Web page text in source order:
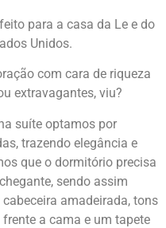
para a casa da Le e do
Unidos.
com cara de riqueza
extravagantes, viu?
suíte optamos por
trazendo elegância e
que o dormitório precisa
sendo assim
amadeirada, tons
a cama e um tapete